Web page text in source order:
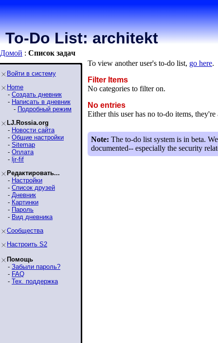
To-Do List: architekt
Домой : Список задaч
Войти в систему
Home
- Создать дневник
- Написать в дневник
- Подробный режим
LJ.Rossia.org
- Новости сайта
- Общие настройки
- Sitemap
- Оплата
- ljr-fif
Редактировать...
- Настройки
- Список друзей
- Дневник
- Картинки
- Пароль
- Вид дневника
Сообщества
Настроить S2
Помощь
- Забыли пароль?
- FAQ
- Тех. поддержка
To view another user's to-do list, go here.
Filter Items
No categories to filter on.
No entries
Either this user has no to-do items,
Note: The to-do list system is in beta.
documented-- especially the security